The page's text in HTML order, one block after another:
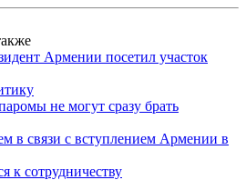
Армении посетил участок
не могут сразу брать
в связи с вступлением Армении в
к сотрудничеству